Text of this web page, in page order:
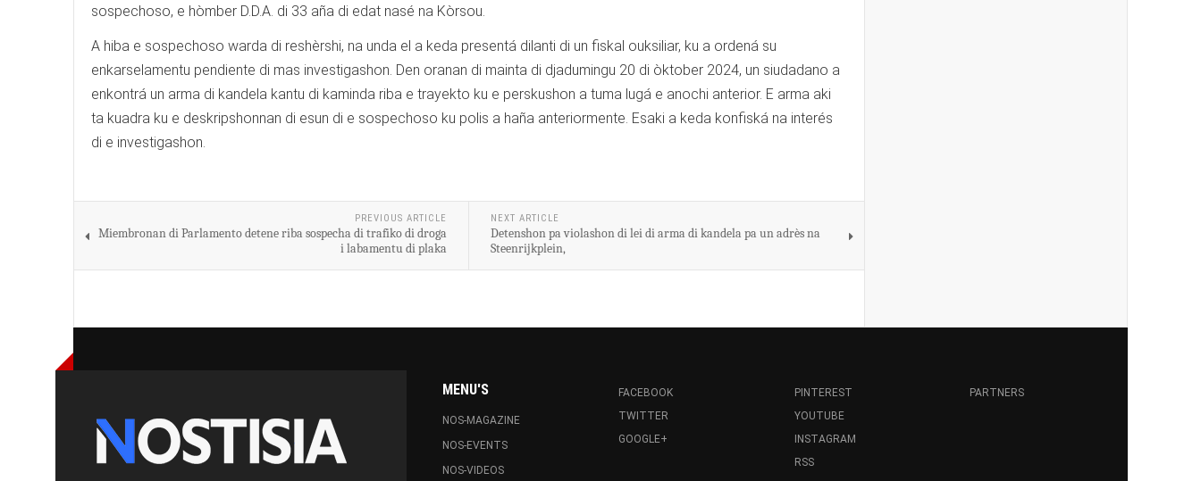
sospechoso, e hòmber D.D.A. di 33 aña di edat nasé na Kòrsou.
A hiba e sospechoso warda di reshèrshi, na unda el a keda presentá dilanti di un fiskal ouksiliar, ku a ordená su
enkarselamentu pendiente di mas investigashon. Den oranan di mainta di djadumingu 20 di òktober 2024, un siudadano a
enkontrá un arma di kandela kantu di kaminda riba e trayekto ku e perskushon a tuma lugá e anochi anterior. E arma aki
ta kuadra ku e deskripshonnan di esun di e sospechoso ku polis a haña anteriormente. Esaki a keda konfiská na interés
di e investigashon.
PREVIOUS ARTICLE
Miembronan di Parlamento detene riba sospecha di trafiko di droga
i labamentu di plaka
NEXT ARTICLE
Detenshon pa violashon di lei di arma di kandela pa un adrès na
Steenrijkplein,
MENU'S
NOS-MAGAZINE
NOS-EVENTS
NOS-VIDEOS
FACEBOOK
TWITTER
GOOGLE+
PINTEREST
YOUTUBE
INSTAGRAM
RSS
PARTNERS